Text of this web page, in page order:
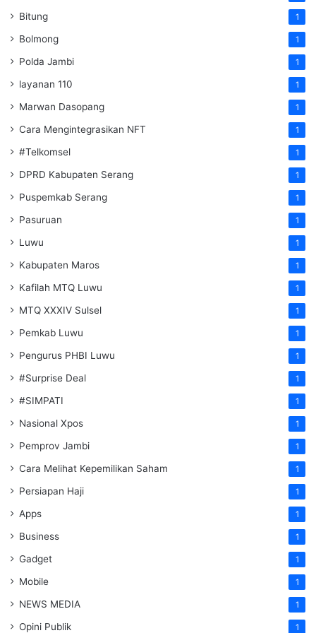
Bitung 1
Bolmong 1
Polda Jambi 1
layanan 110 1
Marwan Dasopang 1
Cara Mengintegrasikan NFT 1
#Telkomsel 1
DPRD Kabupaten Serang 1
Puspemkab Serang 1
Pasuruan 1
Luwu 1
Kabupaten Maros 1
Kafilah MTQ Luwu 1
MTQ XXXIV Sulsel 1
Pemkab Luwu 1
Pengurus PHBI Luwu 1
#Surprise Deal 1
#SIMPATI 1
Nasional Xpos 1
Pemprov Jambi 1
Cara Melihat Kepemilikan Saham 1
Persiapan Haji 1
Apps 1
Business 1
Gadget 1
Mobile 1
NEWS MEDIA 1
Opini Publik 1